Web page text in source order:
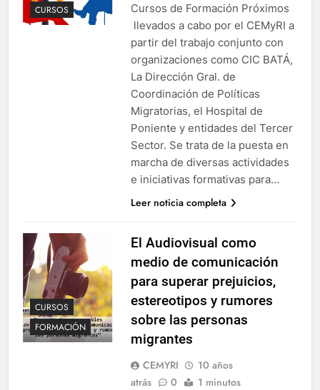
CURSOS
Cursos de Formación Próximos
llevados a cabo por el CEMyRI a
partir del trabajo conjunto con
organizaciones como CIC BATÁ,
La Dirección Gral. de
Coordinación de Políticas
Migratorias, el Hospital de
Poniente y entidades del Tercer
Sector. Se trata de la puesta en
marcha de diversas actividades
e iniciativas formativas para…
Leer noticia completa
CURSOS
FORMACIÓN
El Audiovisual como
medio de comunicación
para superar prejuicios,
estereotipos y rumores
sobre las personas
migrantes
CEMYRI
10 años
atrás
0 1 minutos